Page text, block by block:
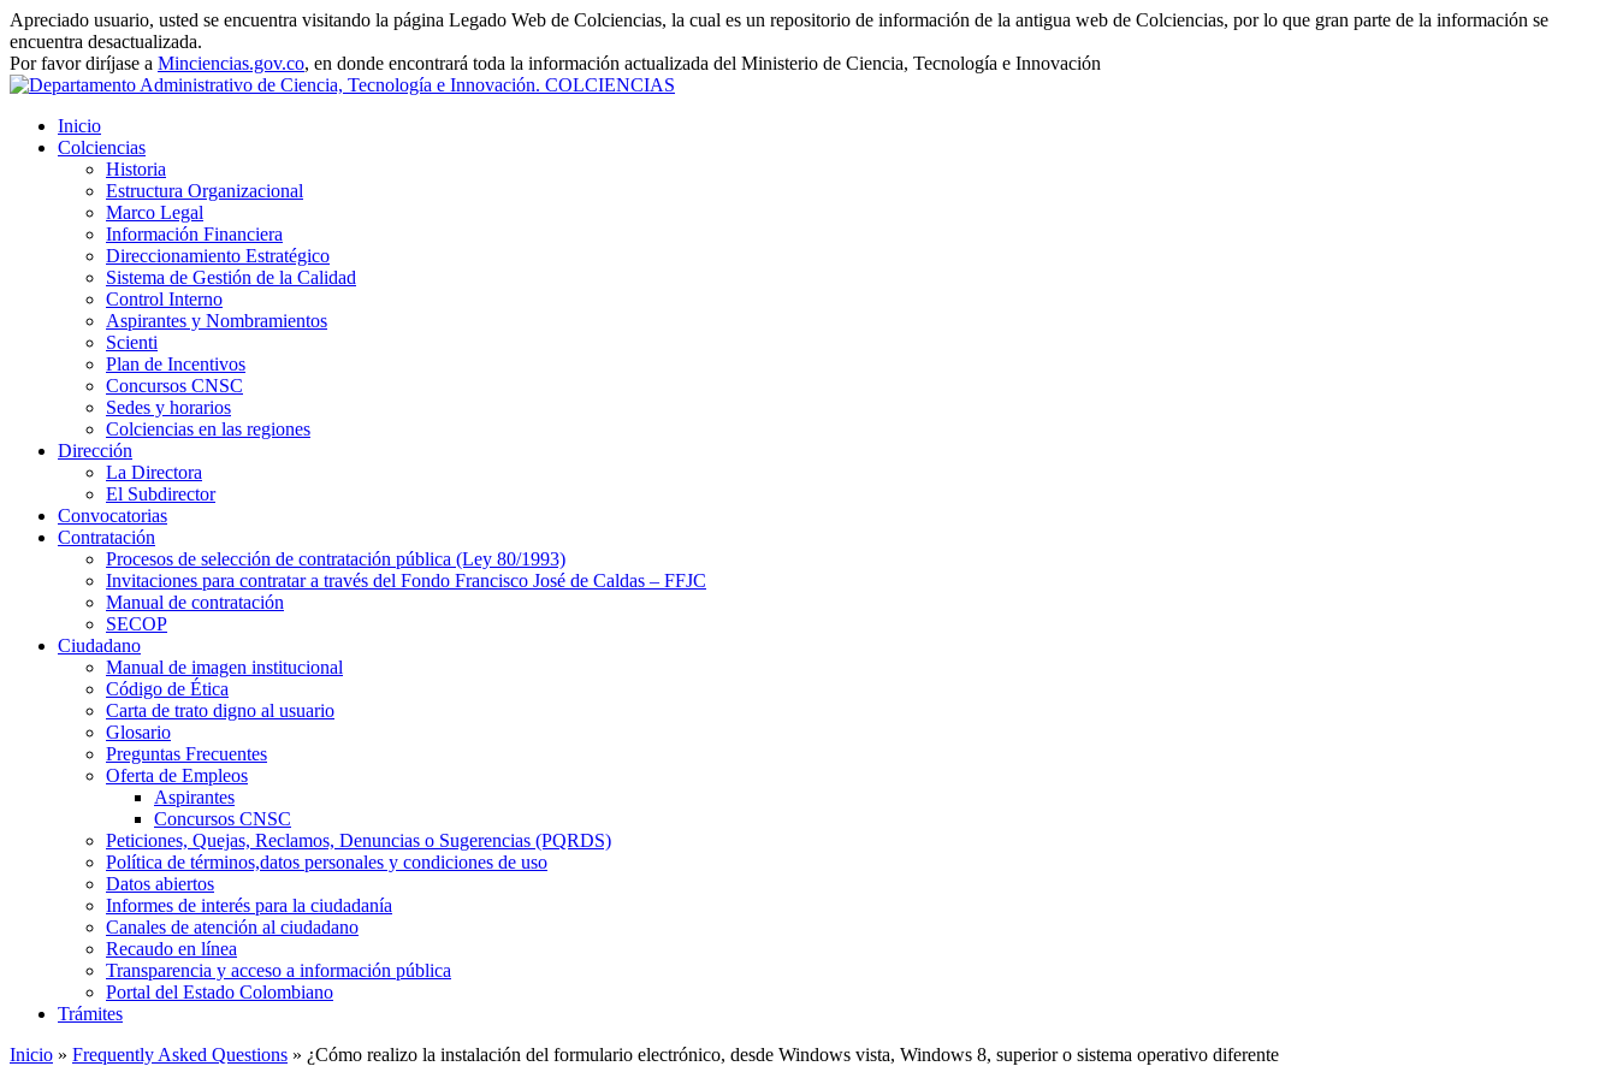
Apreciado usuario, usted se encuentra visitando la página Legado Web de Colciencias, la cual es un repositorio de información de la antigua web de Colciencias, por lo que gran parte de la información se
encuentra desactualizada.
Por favor diríjase a Minciencias.gov.co, en donde encontrará toda la información actualizada del Ministerio de Ciencia, Tecnología e Innovación
Inicio
Colciencias
Historia
Estructura Organizacional
Marco Legal
Información Financiera
Direccionamiento Estratégico
Sistema de Gestión de la Calidad
Control Interno
Aspirantes y Nombramientos
Scienti
Plan de Incentivos
Concursos CNSC
Sedes y horarios
Colciencias en las regiones
Dirección
La Directora
El Subdirector
Convocatorias
Contratación
Procesos de selección de contratación pública (Ley 80/1993)
Invitaciones para contratar a través del Fondo Francisco José de Caldas – FFJC
Manual de contratación
SECOP
Ciudadano
Manual de imagen institucional
Código de Ética
Carta de trato digno al usuario
Glosario
Preguntas Frecuentes
Oferta de Empleos
Aspirantes
Concursos CNSC
Peticiones, Quejas, Reclamos, Denuncias o Sugerencias (PQRDS)
Política de términos,datos personales y condiciones de uso
Datos abiertos
Informes de interés para la ciudadanía
Canales de atención al ciudadano
Recaudo en línea
Transparencia y acceso a información pública
Portal del Estado Colombiano
Trámites
Inicio » Frequently Asked Questions » ¿Cómo realizo la instalación del formulario electrónico, desde Windows vista, Windows 8, superior o sistema operativo diferente